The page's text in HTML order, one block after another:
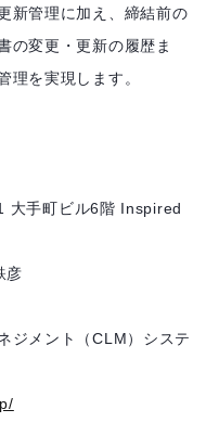
新管理に加え、締結前の
の変更・更新の履歴ま
理を実現します。
大手町ビル6階 Inspired
彦
ジメント（CLM）システ